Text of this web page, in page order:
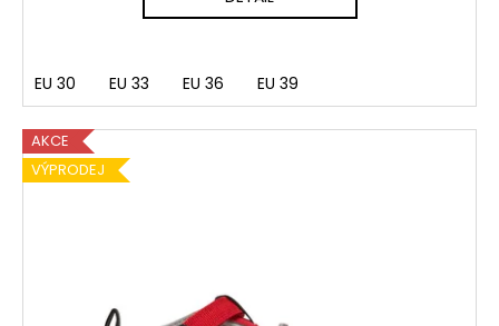
EU 30 EU 33 EU 36 EU 39
AKCE
VÝPRODEJ